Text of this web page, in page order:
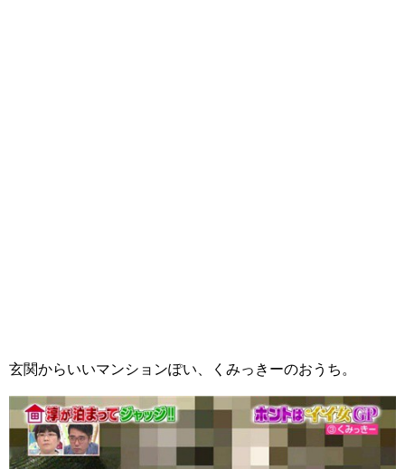
玄関からいいマンションぽい、くみっきーのおうち。